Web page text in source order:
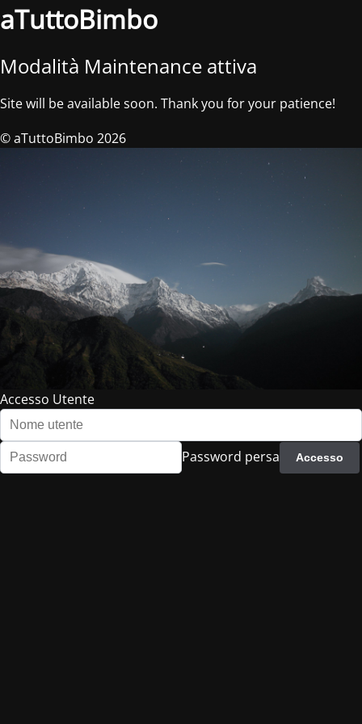
aTuttoBimbo
Modalità Maintenance attiva
Site will be available soon. Thank you for your patience!
© aTuttoBimbo 2026
Accesso Utente
Password persa